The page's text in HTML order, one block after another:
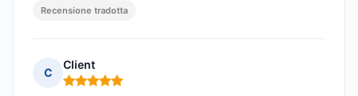
Recensione tradotta
C
Client
Nota: 5 su 5